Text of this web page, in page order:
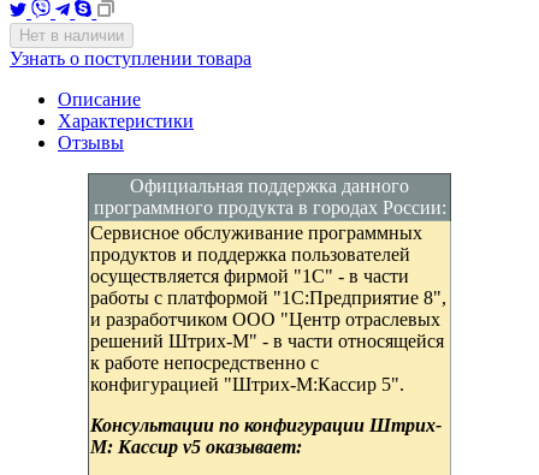
Нет в наличии
Узнать о поступлении товара
Описание
Характеристики
Отзывы
Официальная поддержка данного
программного продукта в городах России:
Сервисное обслуживание программных
продуктов и поддержка пользователей
осуществляется фирмой "1С" - в части
работы с платформой "1С:Предприятие 8",
и разработчиком ООО "Центр отраслевых
решений Штрих-М" - в части относящейся
к работе непосредственно с
конфигурацией "Штрих-М:Кассир 5".
Консультации по конфигурации Штрих-
М: Кассир v5 оказывает: